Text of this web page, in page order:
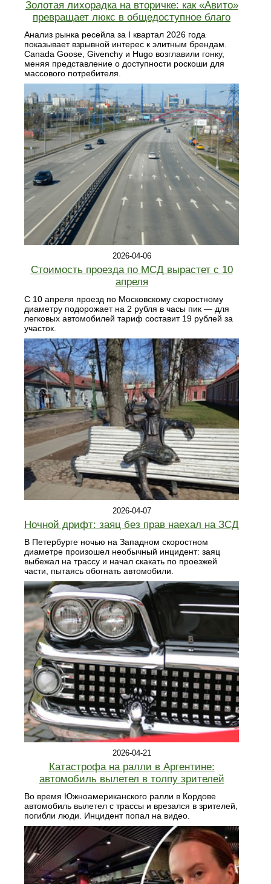
Золотая лихорадка на вторичке: как «Авито»
превращает люкс в общедоступное благо
Анализ рынка ресейла за I квартал 2026 года
показывает взрывной интерес к элитным брендам.
Canada Goose, Givenchy и Hugo возглавили гонку,
меняя представление о доступности роскоши для
массового потребителя.
2026-04-06
Стоимость проезда по МСД вырастет с 10
апреля
С 10 апреля проезд по Московскому скоростному
диаметру подорожает на 2 рубля в часы пик — для
легковых автомобилей тариф составит 19 рублей за
участок.
2026-04-07
Ночной дрифт: заяц без прав наехал на ЗСД
В Петербурге ночью на Западном скоростном
диаметре произошел необычный инцидент: заяц
выбежал на трассу и начал скакать по проезжей
части, пытаясь обогнать автомобили.
2026-04-21
Катастрофа на ралли в Аргентине:
автомобиль вылетел в толпу зрителей
Во время Южноамериканского ралли в Кордове
автомобиль вылетел с трассы и врезался в зрителей,
погибли люди. Инцидент попал на видео.